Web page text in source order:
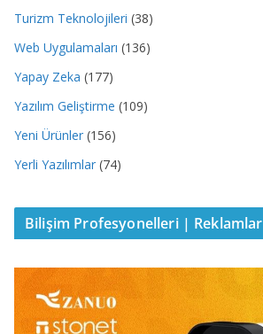
Turizm Teknolojileri (38)
Web Uygulamaları (136)
Yapay Zeka (177)
Yazılım Geliştirme (109)
Yeni Ürünler (156)
Yerli Yazılımlar (74)
Bilişim Profesyonelleri | Reklamlar